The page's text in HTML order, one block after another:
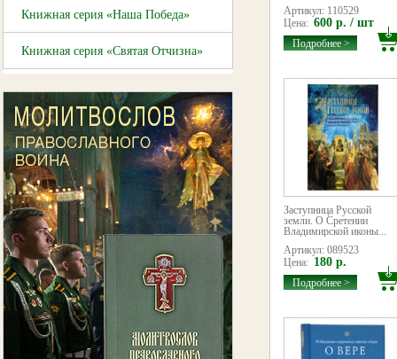
Книжная серия «Наша Победа»
Книжная серия «Святая Отчизна»
Артикул: 110529
Цена: 600 р. / шт
Подробнее >
Заступница Русской
земли. О Сретении
Владимирской иконы...
Артикул: 089523
Цена: 180 р.
Подробнее >